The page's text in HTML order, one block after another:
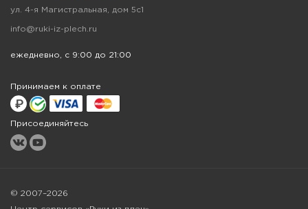
ул. 4-я Магистральная, дом 5с1
info@ruki-iz-plech.ru
ежедневно, с 9:00 до 21:00
Принимаем к оплате
Присоединяйтесь
© 2007–2026